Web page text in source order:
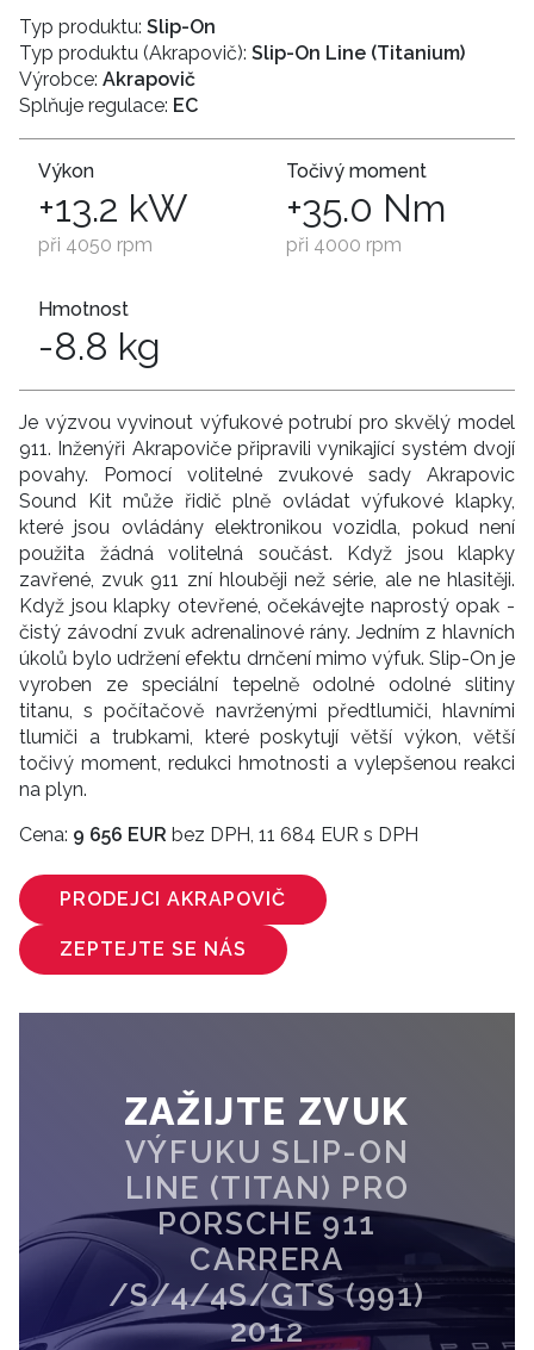
Typ produktu: Slip-On
Typ produktu (Akrapovič): Slip-On Line (Titanium)
Výrobce: Akrapovič
Splňuje regulace: EC
Výkon
+13.2 kW
při 4050 rpm
Točivý moment
+35.0 Nm
při 4000 rpm
Hmotnost
-8.8 kg
Je výzvou vyvinout výfukové potrubí pro skvělý model
911. Inženýři Akrapoviče připravili vynikající systém dvojí
povahy. Pomocí volitelné zvukové sady Akrapovic
Sound Kit může řidič plně ovládat výfukové klapky,
které jsou ovládány elektronikou vozidla, pokud není
použita žádná volitelná součást. Když jsou klapky
zavřené, zvuk 911 zní hlouběji než série, ale ne hlasitěji.
Když jsou klapky otevřené, očekávejte naprostý opak -
čistý závodní zvuk adrenalinové rány. Jedním z hlavních
úkolů bylo udržení efektu drnčení mimo výfuk. Slip-On je
vyroben ze speciální tepelně odolné odolné slitiny
titanu, s počítačově navrženými předtlumiči, hlavními
tlumiči a trubkami, které poskytují větší výkon, větší
točivý moment, redukci hmotnosti a vylepšenou reakci
na plyn.
Cena: 9 656 EUR bez DPH, 11 684 EUR s DPH
PRODEJCI AKRAPOVIČ
ZEPTEJTE SE NÁS
ZAŽIJTE ZVUK
VÝFUKU SLIP-ON
LINE (TITAN) PRO
PORSCHE 911
CARRERA
/S/4/4S/GTS (991)
2012